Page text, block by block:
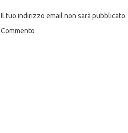
Il tuo indirizzo email non sarà pubblicato.
Commento